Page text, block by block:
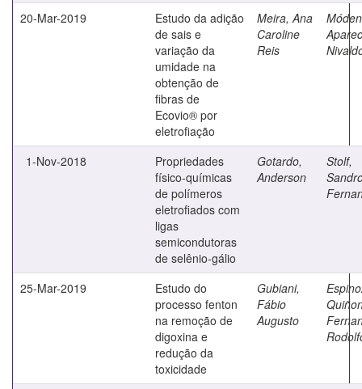
20-Mar-2019
Estudo da adição
de sais e
variação da
umidade na
obtenção de
fibras de
Ecovio® por
eletrofiação
Meira, Ana
Caroline
Reis
1-Nov-2018
Propriedades
físico-químicas
de polímeros
eletrofiados com
ligas
semicondutoras
de selênio-gálio
Gotardo,
Anderson
Stolf,
25-Mar-2019
Estudo do
processo fenton
na remoção de
digoxina e
redução da
toxicidade
Gubiani,
Fábio
Augusto